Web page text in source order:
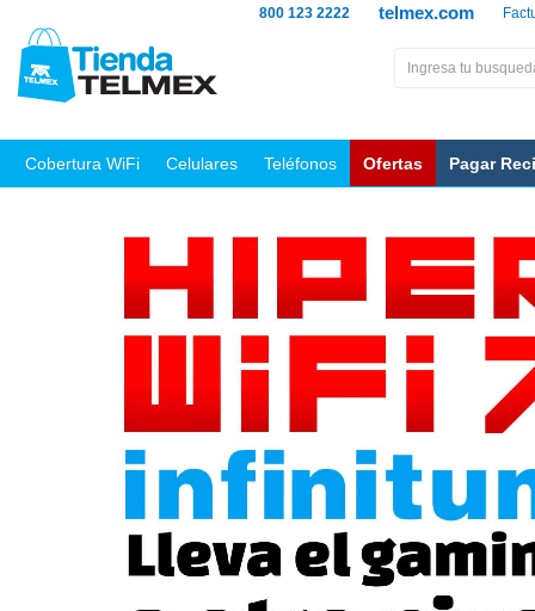
telmex.com
800 123 2222
Cobertura WiFi Celulares Teléfonos Ofertas Pagar